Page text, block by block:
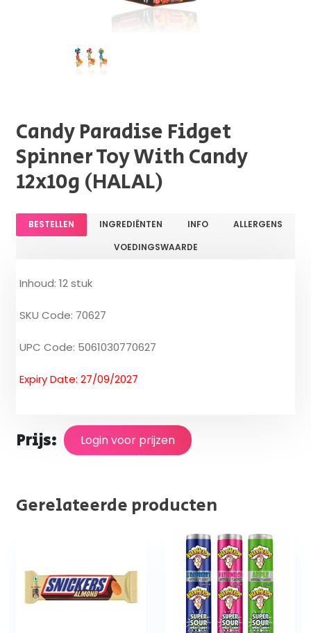
Candy Paradise Fidget
Spinner Toy With Candy
12x10g (HALAL)
BESTELLEN INGREDIËNTEN INFO
ALLERGENS
VOEDINGSWAARDE
Inhoud: 12 stuk
SKU Code: 70627
UPC Code: 5061030770627
Expiry Date: 27/09/2027
Prijs: Login voor prijzen
Gerelateerde producten